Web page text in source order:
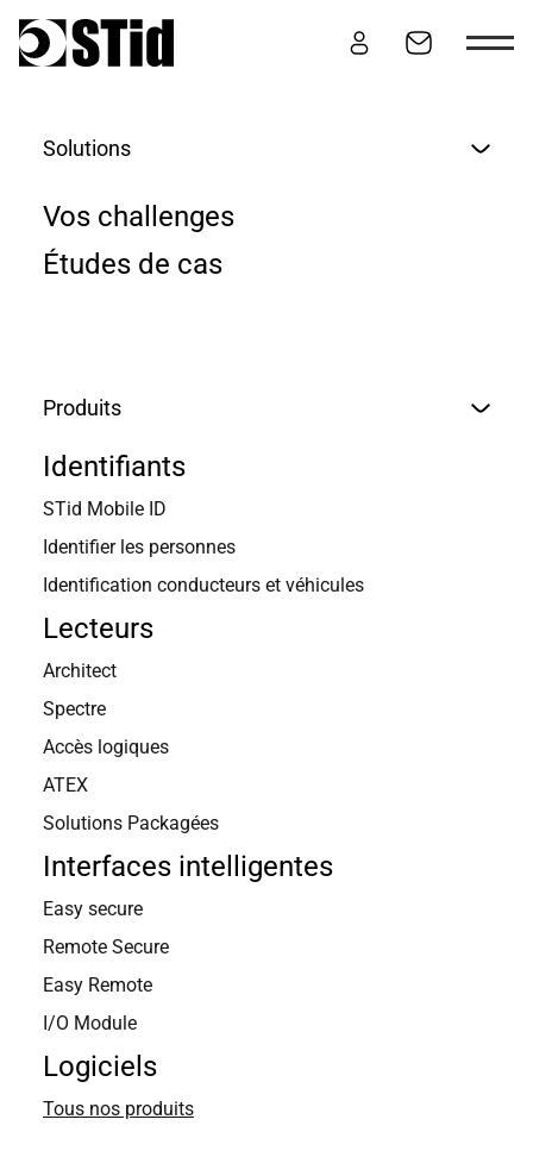
Solutions
Vos challenges
Études de cas
Produits
Identifiants
STid Mobile ID
Identifier les personnes
Identification conducteurs et véhicules
Lecteurs
Architect
Spectre
Accès logiques
ATEX
Solutions Packagées
Interfaces intelligentes
Easy secure
Remote Secure
Easy Remote
I/O Module
Logiciels
Tous nos produits
LE CONTRÔLE D’ACCÈS
POUR LES